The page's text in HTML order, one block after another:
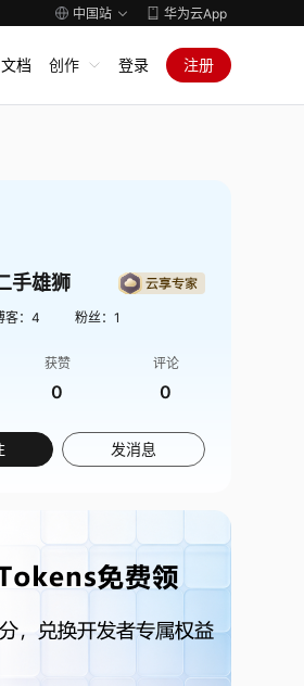
中国站 华为云App
文档 创作 登录 注册
手雄狮
客： 4 粉丝： 1
获赞
0
评论
0
发消息